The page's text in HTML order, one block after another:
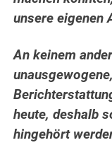
unsere eigenen
An keinem
heute, deshalb
hingehört